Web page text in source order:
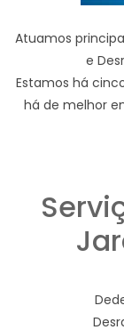
Atuamos
e
Estamos há
há de melhor